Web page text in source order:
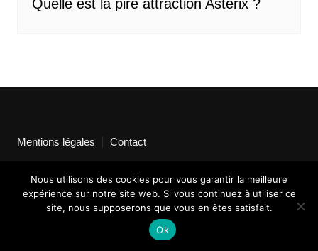
Quelle est la pire attraction Astérix ?
Mentions légales Contact
Nous utilisons des cookies pour vous garantir la meilleure
expérience sur notre site web. Si vous continuez à utiliser ce
site, nous supposerons que vous en êtes satisfait.
Ok